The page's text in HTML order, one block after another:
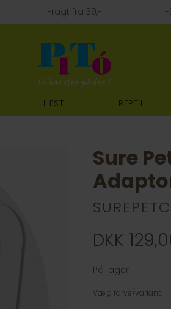
Fragt fra 39,-
HEST REPTIL
Sure
DKK
På lager
Vælg farve/variant: